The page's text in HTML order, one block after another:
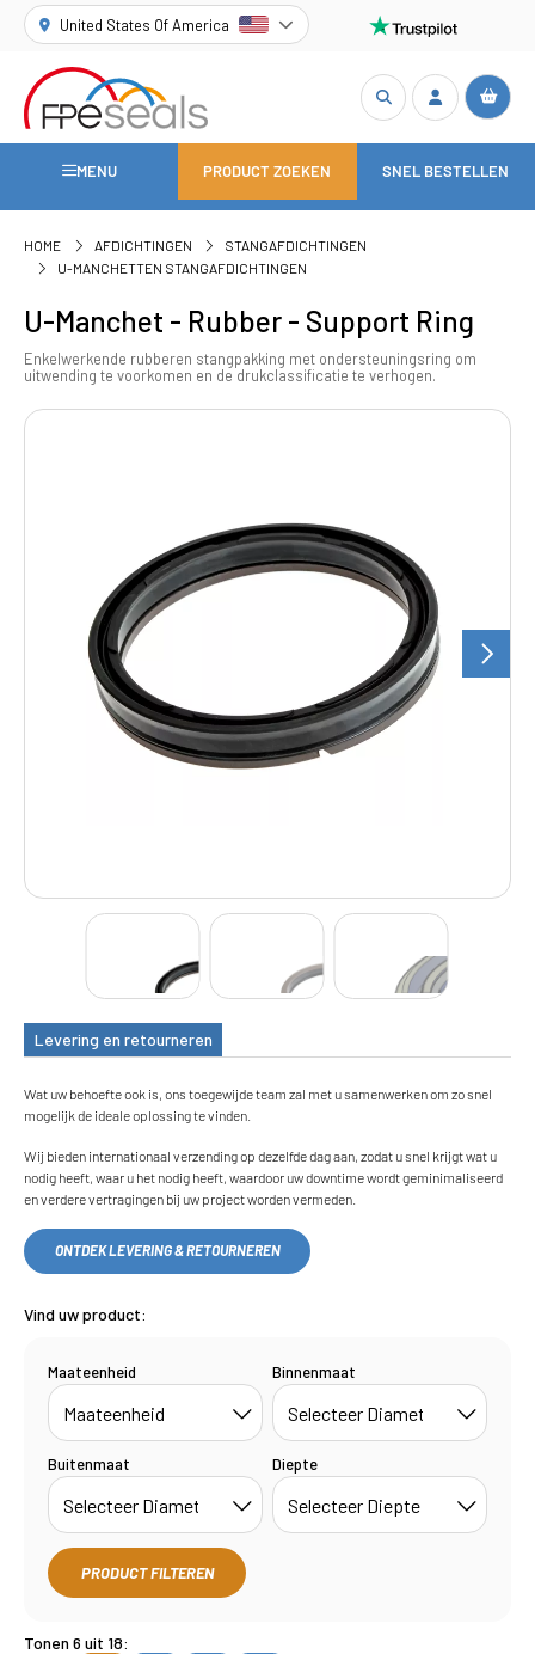
United States Of America
MENU PRODUCT ZOEKEN SNEL BESTELLEN
HOME AFDICHTINGEN
STANGAFDICHTINGEN
U-MANCHETTEN STANGAFDICHTINGEN
U-Manchet - Rubber - Support Ring
Enkelwerkende rubberen stangpakking met ondersteuningsring om
uitwending te voorkomen en de drukclassificatie te verhogen.
Levering en retourneren
Wat uw behoefte ook is, ons toegewijde team zal met u samenwerken om zo snel
mogelijk de ideale oplossing te vinden.
Wij bieden internationaal verzending op dezelfde dag aan, zodat u snel krijgt wat u
nodig heeft, waar u het nodig heeft, waardoor uw downtime wordt geminimaliseerd
en verdere vertragingen bij uw project worden vermeden.
ONTDEK LEVERING & RETOURNEREN
Vind uw product:
Maateenheid Binnenmaat
Buitenmaat Diepte
PRODUCT FILTEREN
Tonen 6 uit 18: